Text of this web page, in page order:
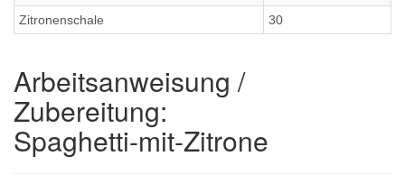
Zitronenschale
30
Arbeitsanweisung /
Zubereitung:
Spaghetti-mit-Zitrone